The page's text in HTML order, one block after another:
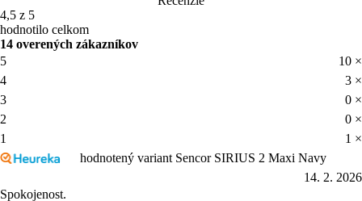
4,5 z 5
hodnotilo celkom
14 overených zákazníkov
5
10 ×
4
3 ×
3
0 ×
2
0 ×
1
1 ×
hodnotený variant Sencor SIRIUS 2 Maxi Navy
14. 2. 2026
Spokojenost.